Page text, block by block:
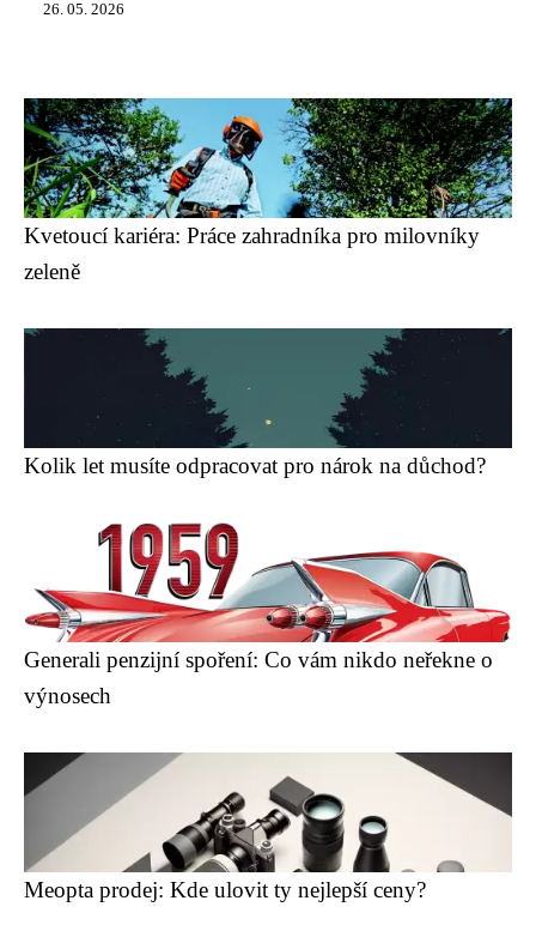
26. 05. 2026
Kvetoucí kariéra: Práce zahradníka pro milovníky
zeleně
Kolik let musíte odpracovat pro nárok na důchod?
Generali penzijní spoření: Co vám nikdo neřekne o
výnosech
Meopta prodej: Kde ulovit ty nejlepší ceny?